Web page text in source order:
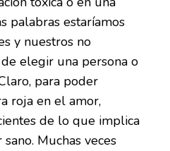
palabras estaríamos
y nuestros no
elegir una persona o
para poder
roja en el amor,
de lo que implica
Muchas veces